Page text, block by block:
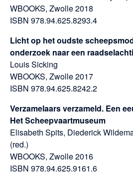
WBOOKS, Zwolle 2018
ISBN 978.94.625.8293.4
Licht op het oudste
onderzoek naar een
Louis Sicking
WBOOKS, Zwolle 2017
ISBN 978.94.625.8242.2
Verzamelaars verzameld. Een
Het Scheepvaartmuseum
Elisabeth Spits, Diederick
(red.)
WBOOKS, Zwolle 2016
ISBN 978.94.625.9161.6